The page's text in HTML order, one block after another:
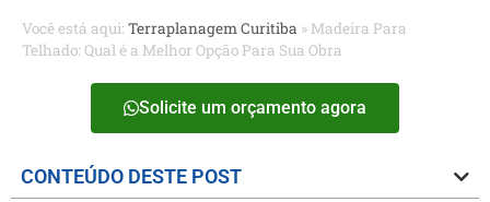
Você está aqui: Terraplanagem Curitiba » Madeira Para
Telhado: Qual é a Melhor Opção Para Sua Obra
Solicite um orçamento agora
CONTEÚDO DESTE POST